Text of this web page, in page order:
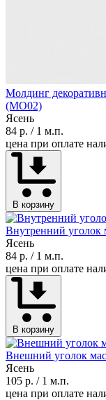
Молдинг
(MO02)
Ясень
84 р. / 1 м.п.
цена при оплате
В корзину
Внутренний уголок
Ясень
84 р. / 1 м.п.
цена при оплате
В корзину
Внешний уголок
Ясень
105 р. / 1 м.п.
цена при оплате